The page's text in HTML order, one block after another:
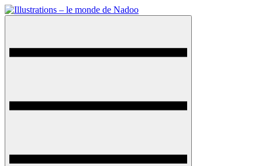
Skip
to